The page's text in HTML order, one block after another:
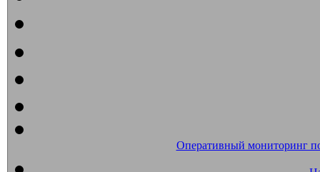
Оперативный мониторинг